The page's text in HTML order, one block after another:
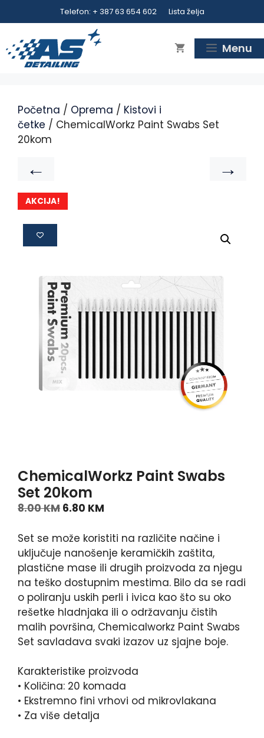
Telefon: + 387 63 654 602 Lista želja
Menu
Početna / Oprema / Kistovi i
četke / ChemicalWorkz Paint Swabs Set
20kom
← →
AKCIJA!
ChemicalWorkz Paint Swabs
Set 20kom
8.00KM 6.80 KM
Set se može koristiti na različite načine i
uključuje nanošenje keramičkih zaštita,
plastične mase ili drugih proizvoda za njegu
na teško dostupnim mestima. Bilo da se radi
o poliranju uskih perli i ivica kao što su oko
rešetke hladnjaka ili o održavanju čistih
malih površina, Chemicalworkz Paint Swabs
Set savladava svaki izazov uz sjajne boje.
Karakteristike proizvoda
• Količina: 20 komada
• Ekstremno fini vrhovi od mikrovlakana
• Za više detalja